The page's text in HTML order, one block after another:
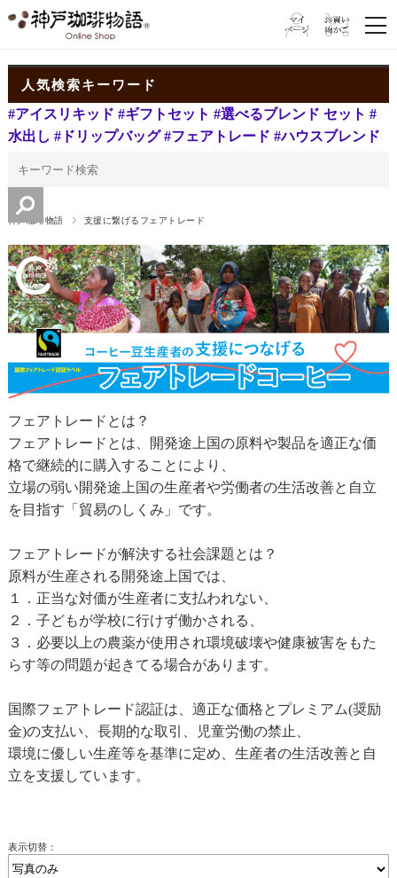
人気検索キーワード
#アイスリキッド #ギフトセット #選べるブレンド セット #
水出し #ドリップバッグ #フェアトレード #ハウスブレンド
神戸珈琲物語 支援に繋げるフェアトレード
フェアトレードとは？
フェアトレードとは、開発途上国の原料や製品を適正な価
格で継続的に購入することにより、
立場の弱い開発途上国の生産者や労働者の生活改善と自立
を目指す「貿易のしくみ」です。
フェアトレードが解決する社会課題とは？
原料が生産される開発途上国では、
１．正当な対価が生産者に支払われない、
２．子どもが学校に行けず働かされる、
３．必要以上の農薬が使用され環境破壊や健康被害をもた
らす等の問題が起きてる場合があります。
国際フェアトレード認証は、適正な価格とプレミアム(奨励
金)の支払い、長期的な取引、児童労働の禁止、
環境に優しい生産等を基準に定め、生産者の生活改善と自
立を支援しています。
表示切替：